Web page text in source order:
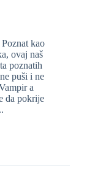
kao
ovaj naš
poznatih
puši i ne
a
da pokrije